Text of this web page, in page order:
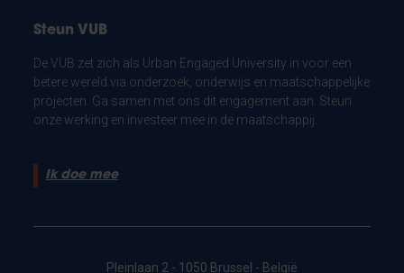
Steun VUB
De VUB zet zich als Urban Engaged University in voor een
betere wereld via onderzoek, onderwijs en maatschappelijke
projecten. Ga samen met ons dit engagement aan. Steun
onze werking en investeer mee in de maatschappij.
Ik doe mee
Pleinlaan 2 - 1050 Brussel - België